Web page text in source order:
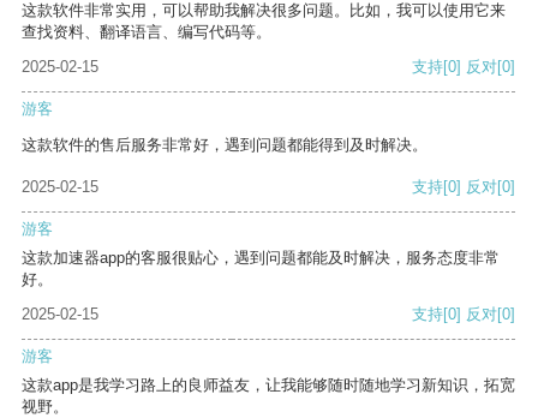
这款软件非常实用，可以帮助我解决很多问题。比如，我可以使用它来
查找资料、翻译语言、编写代码等。
2025-02-15
支持[0] 反对[0]
游客
这款软件的售后服务非常好，遇到问题都能得到及时解决。
2025-02-15 支持[0] 反对[0]
游客
这款加速器app的客服很贴心，遇到问题都能及时解决，服务态度非常
好。
2025-02-15
支持[0] 反对[0]
游客
这款app是我学习路上的良师益友，让我能够随时随地学习新知识，拓宽
视野。